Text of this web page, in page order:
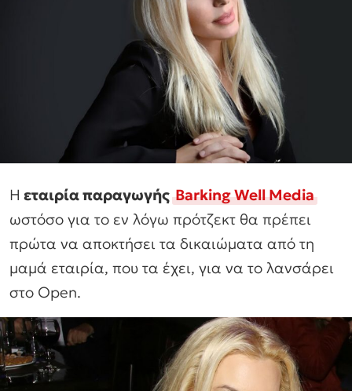
Η εταιρία παραγωγήςBarking Well Media
ωστόσο για το εν λόγω πρότζεκτ θα πρέπει
πρώτα να αποκτήσει τα δικαιώματα από τη
μαμά εταιρία, που τα έχει, για να το λανσάρει
στο Open.